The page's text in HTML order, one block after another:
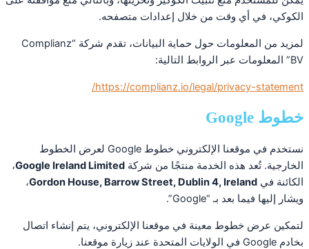
الكوكي، في أي وقت من خلال إعدادات متصفحه.
لمزيد من المعلومات حول حماية البيانات، تقدم شركة “Complianz
BV” المعلومات عبر الروابط التالية:
https://complianz.io/legal/privacy-statement/
خطوط Google
نستخدم في موقعنا الإلكتروني خطوط Google لعرض الخطوط
الخارجية. تُعد هذه الخدمة منتجًا من شركة Google Ireland Limited،
الكائنة في Gordon House, Barrow Street, Dublin 4, Ireland،
ويشار إليها فيما بعد بـ “Google”.
لتمكين عرض خطوط معينة في موقعنا الإلكتروني، يتم إنشاء اتصال
بخادم Google في الولايات المتحدة عند زيارة موقعنا.